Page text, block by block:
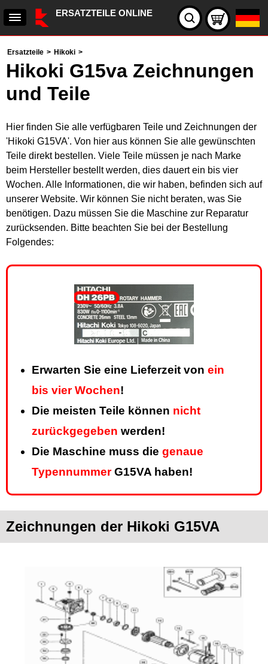
ERSATZTEILE ONLINE
Ersatzteile > Hikoki >
Hikoki G15va Zeichnungen
und Teile
Hier finden Sie alle verfügbaren Teile und Zeichnungen der
'Hikoki G15VA'. Von hier aus können Sie alle gewünschten
Teile direkt bestellen. Viele Teile müssen je nach Marke
beim Hersteller bestellt werden, dies dauert ein bis vier
Wochen. Alle Informationen, die wir haben, befinden sich auf
unserer Website. Wir können Sie nicht beraten, was Sie
benötigen. Dazu müssen Sie die Maschine zur Reparatur
zurücksenden. Bitte beachten Sie bei der Bestellung
Folgendes:
Erwarten Sie eine Lieferzeit von ein
bis vier Wochen!
Die meisten Teile können nicht
zurückgegeben werden!
Die Maschine muss die genaue
TypennummerG15VA haben!
Zeichnungen der Hikoki G15VA